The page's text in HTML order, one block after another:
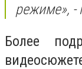
режиме», -
Более